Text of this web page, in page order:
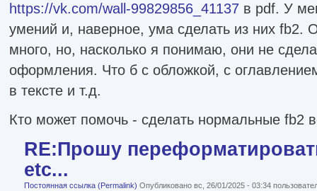
https://vk.com/wall-99829856_41137 в pdf. У
умений и, наверное, ума сделать из них fb2.
много, но, насколько я понимаю, они не
оформления. Что б с обложкой, с
в тексте и т.д.
Кто может помочь - сделать нормальные fb2
RE:Прошу
etc...
Постоянная ссылка (Permalink) Опубликовано вс, 26/01/2025 - 03:34